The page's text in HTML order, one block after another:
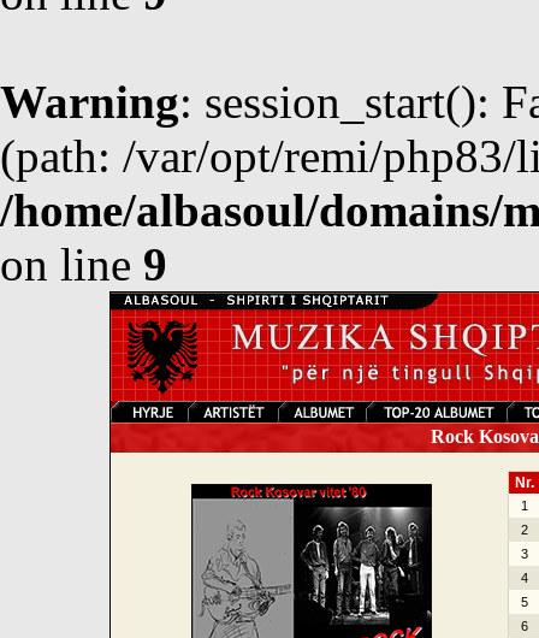
Warning: session_start():
(path: /var/opt/remi/php83/
/home/albasoul/domains/
on line 9
Rock
Nr.
1
2
3
4
5
6